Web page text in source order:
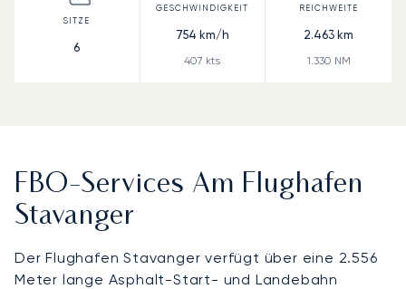
6
754 km/h
407 kts
2.463 km
1.330 NM
FBO-Services Am Flughafen
Stavanger
Der Flughafen Stavanger verfügt über eine 2.556
Meter lange Asphalt-Start- und Landebahn